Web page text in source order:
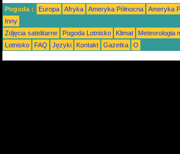
Pogoda : Europa Afryka Ameryka Północna Ameryka
Inny
Zdjęcia satelitarne
Pogoda Lotnisko Klimat Meteorologia
Lotnisko
FAQ Języki Kontakt Gazetka O